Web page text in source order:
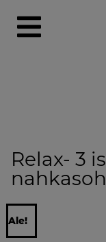
Relax- 3
Ale!